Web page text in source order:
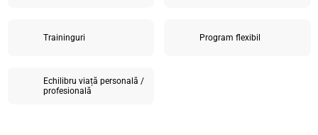
Traininguri Program flexibil
Echilibru viață personală /
profesională